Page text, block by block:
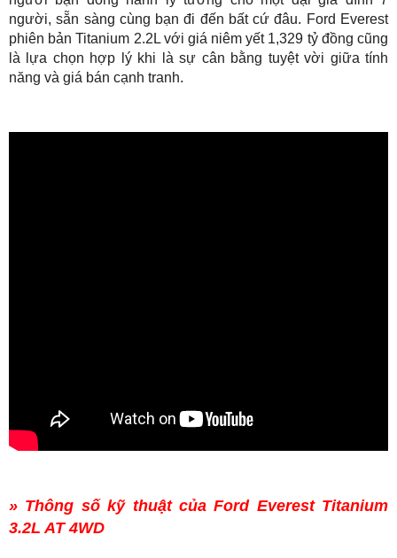
người, sẵn sàng cùng bạn đi đến bất cứ đâu. Ford Everest
phiên bản Titanium 2.2L với giá niêm yết 1,329 tỷ đồng cũng
là lựa chọn hợp lý khi là sự cân bằng tuyệt vời giữa tính
năng và giá bán cạnh tranh.
» Thông số kỹ thuật của Ford Everest Titanium
3.2L AT 4WD